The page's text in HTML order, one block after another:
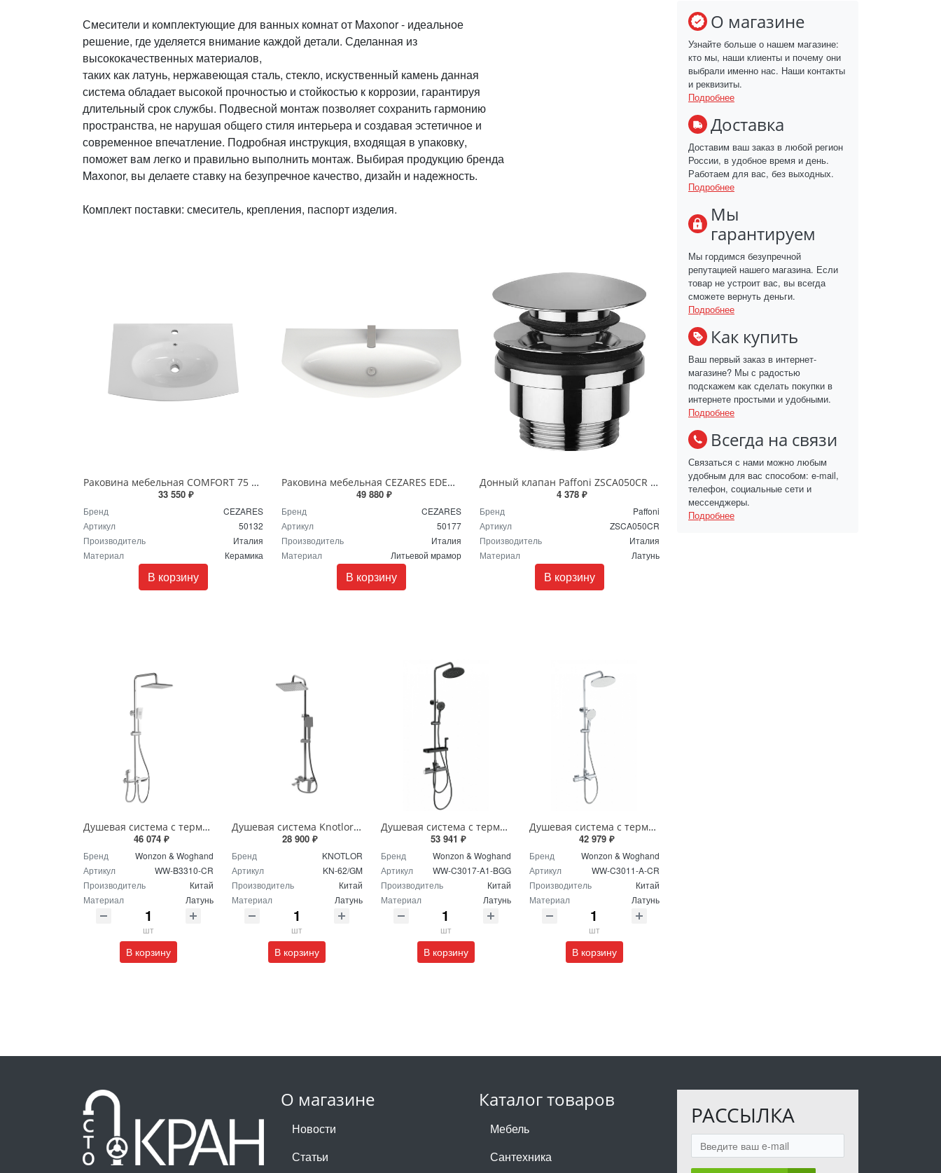
Смесители и комплектующие для ванных комнат от Maxonor - идеальное
решение, где уделяется внимание каждой детали. Сделанная из
высококачественных материалов,
таких как латунь, нержавеющая сталь, стекло, искуственный камень данная
система обладает высокой прочностью и стойкостью к коррозии, гарантируя
длительный срок службы. Подвесной монтаж позволяет сохранить гармонию
пространства, не нарушая общего стиля интерьера и создавая эстетичное и
современное впечатление. Подробная инструкция, входящая в упаковку,
поможет вам легко и правильно выполнить монтаж. Выбирая продукцию бренда
Maxonor, вы делаете ставку на безупречное качество, дизайн и надежность.
Комплект поставки: смеситель, крепления, паспорт изделия.
Раковина мебельная COMFORT 75 см 50132 белая
33 550 ₽
Бренд
CEZARES
Артикул
50132
Производитель
Италия
Материал
Керамика
В корзину
Раковина мебельная CEZARES EDEN 92 см 50177 Bianco белая
49 880 ₽
Бренд
CEZARES
Артикул
50177
Производитель
Италия
Материал
Литьевой мрамор
В корзину
Донный клапан Paffoni ZSCA050CR click-clack хром
4 378 ₽
Бренд
Paffoni
Артикул
ZSCA050CR
Производитель
Италия
Материал
Латунь
В корзину
Душевая система с термостатом Wonzon & Woghand WW-B3310-CR хром
46 074 ₽
Бренд
Wonzon & Woghand
Артикул
WW-B3310-CR
Производитель
Китай
Материал
Латунь
шт
В корзину
Душевая система Knotlor MUSE KN-62/GM вороненая сталь
28 900 ₽
Бренд
KNOTLOR
Артикул
KN-62/GM
Производитель
Китай
Материал
Латунь
шт
В корзину
Душевая система с термостатом Wonzon & Woghand WW-C3017-A1-BGG темный графит
53 941 ₽
Бренд
Wonzon & Woghand
Артикул
WW-C3017-A1-BGG
Производитель
Китай
Материал
Латунь
шт
В корзину
Душевая система с термостатом Wonzon & Woghand SOLID WW-C3011-A-CR хром
42 979 ₽
Бренд
Wonzon & Woghand
Артикул
WW-C3011-A-CR
Производитель
Китай
Материал
Латунь
шт
В корзину
О магазине
Узнайте больше о нашем магазине:
кто мы, наши клиенты и почему они
выбрали именно нас. Наши контакты
и реквизиты.
Подробнее
Доставка
Доставим ваш заказ в любой регион
России, в удобное время и день.
Работаем для вас, без выходных.
Подробнее
Мы
гарантируем
Мы гордимся безупречной
репутацией нашего магазина. Если
товар не устроит вас, вы всегда
сможете вернуть деньги.
Подробнее
Как купить
Ваш первый заказ в интернет-
магазине? Мы с радостью
подскажем как сделать покупки в
интернете простыми и удобными.
Подробнее
Всегда на связи
Связаться с нами можно любым
удобным для вас способом: e-mail,
телефон, социальные сети и
мессенджеры.
Подробнее
О магазине
Новости
Статьи
Каталог товаров
Мебель
Сантехника
РАССЫЛКА